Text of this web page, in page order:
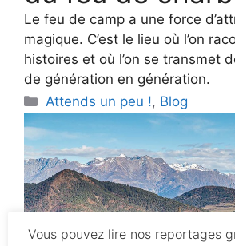
Le feu de camp a une force
magique. C’est le lieu où l’on
histoires et où l’on se transmet
de génération en génération.
Categories
Attends un peu !, Blog